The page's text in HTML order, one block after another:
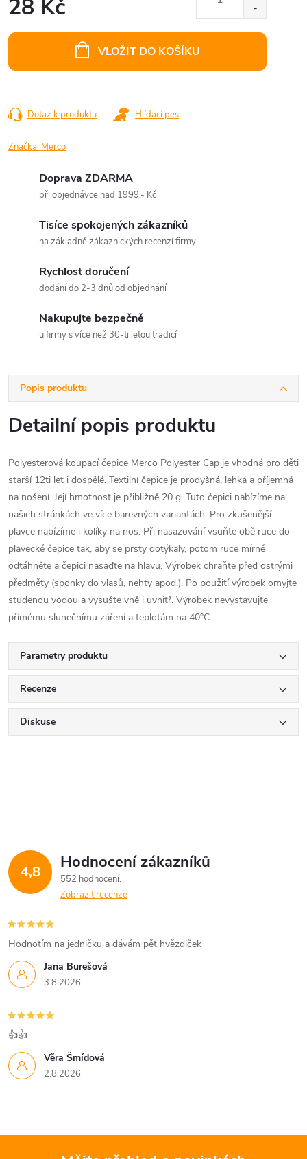
28 Kč
VLOŽIT DO KOŠÍKU
Dotaz k produktu Hlídací pes
Značka: Merco
Doprava ZDARMA
při objednávce nad 1999,- Kč
Tisíce spokojených zákazníků
na základně zákaznických recenzí firmy
Rychlost doručení
dodání do 2-3 dnů od objednání
Nakupujte bezpečně
u firmy s více než 30-ti letou tradicí
Popis produktu
Detailní popis produktu
Polyesterová koupací čepice Merco Polyester Cap je vhodná pro děti
starší 12ti let i dospělé. Textilní čepice je prodyšná, lehká a příjemná
na nošení. Její hmotnost je přibližně 20 g. Tuto čepici nabízíme na
našich stránkách ve více barevných variantách. Pro zkušenější
plavce nabízíme i kolíky na nos. Při nasazování vsuňte obě ruce do
plavecké čepice tak, aby se prsty dotýkaly, potom ruce mírně
odtáhněte a čepici nasaďte na hlavu. Výrobek chraňte před ostrými
předměty (sponky do vlasů, nehty apod.). Po použití výrobek omyjte
studenou vodou a vysušte vně i uvnitř. Výrobek nevystavujte
přímému slunečnímu záření a teplotám na 40°C.
Parametry produktu
Recenze
Diskuse
4,8 Hodnocení zákazníků
552 hodnocení
Zobrazit recenze
Jana Burešová
3.8.2026
Hodnotím na jedničku a dávám pět hvězdiček
Věra Šmídová
2.8.2026
👍👍